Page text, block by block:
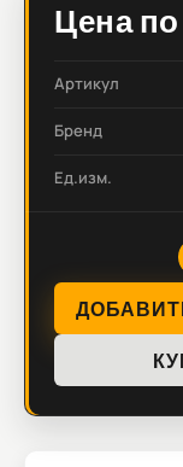
Цена
Артикул
Бренд
Ед.изм.